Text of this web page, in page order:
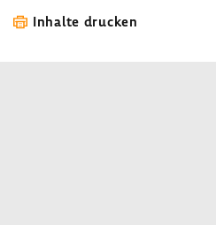
Inhalte drucken